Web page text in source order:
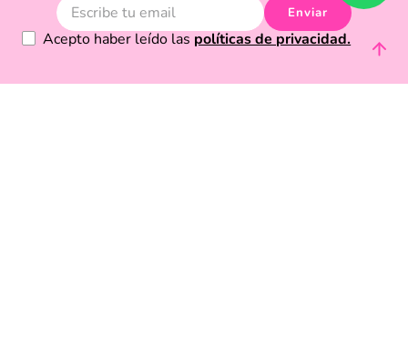
Enviar
Acepto haber leído las políticas de privacidad.